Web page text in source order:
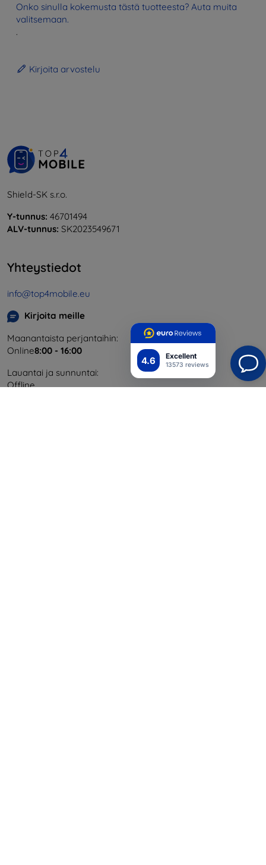
4.6 Excellent
13573 reviews
Onko sinulla kokemusta tästä tuotteesta? Auta muita
valitsemaan.
.
Kirjoita arvostelu
Shield-SK s.r.o.
Y-tunnus: 46701494
ALV-tunnus: SK2023549671
Yhteystiedot
info@top4mobile.eu
Kirjoita meille
Maanantaista perjantaihin:
Online8:00 - 16:00
Lauantai ja sunnuntai:
Offline